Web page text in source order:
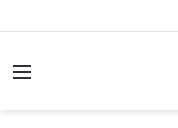
من المناطق بالهرم